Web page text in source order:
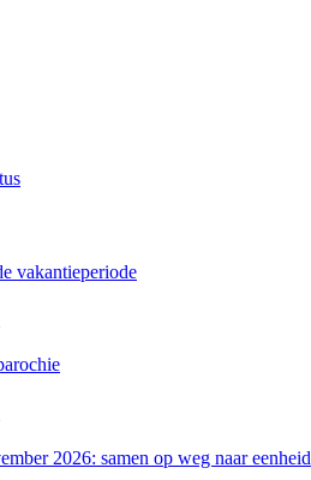
vakantieperiode
2026: samen op weg naar eenheid